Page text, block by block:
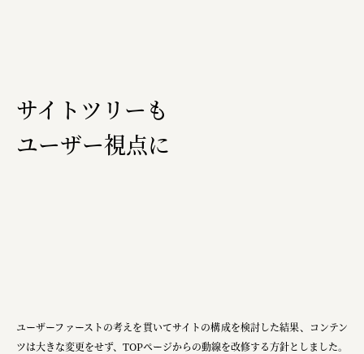
サイトツリーも
ユーザー視点に
ユーザーファーストの考えを貫いてサイトの構成を検討した結果、コンテン
ツは大きな変更をせず、TOPページからの動線を改修する方針としました。